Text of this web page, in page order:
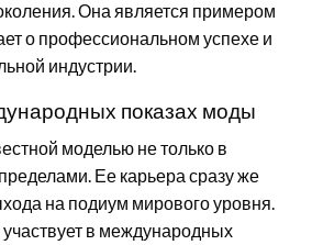
Она является примером
о профессиональном успехе и
индустрии.
показах моды
моделью не только в
Ее карьера сразу же
на подиум мирового уровня.
в международных